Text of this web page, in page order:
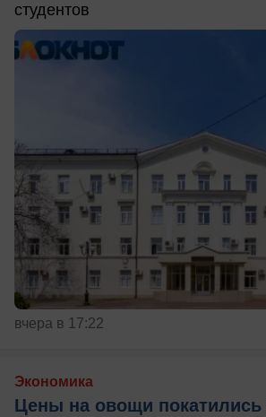
студентов
вчера в 17:22
Экономика
Цены на овощи покатились